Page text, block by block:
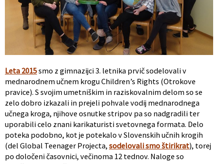
Leta 2015smo z gimnazijci 3. letnika prvič sodelovali v
mednarodnem učnem krogu Children’s Rights (Otrokove
pravice). S svojim umetniškim in raziskovalnim delom so se
zelo dobro izkazali in prejeli pohvale vodij mednarodnega
učnega kroga, njihove osnutke stripov pa so nadgradili ter
uporabili celo znani karikaturisti svetovnega formata. Delo
poteka podobno, kot je potekalo v Slovenskih učnih krogih
(del Global Teenager Projecta, sodelovali smo štirikrat), torej
po določeni časovnici, večinoma 12 tednov. Naloge so